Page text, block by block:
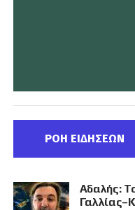
ΡΟΗ ΕΙΔΗΣΕΩΝ
Αδαλής: